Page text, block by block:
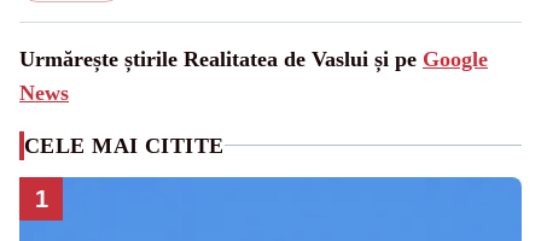
Urmărește știrile Realitatea de Vaslui și pe Google
News
CELE MAI CITITE
1